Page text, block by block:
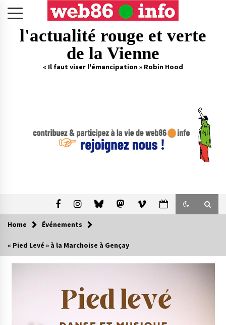
l'actualité rouge et verte
de la Vienne
« Il faut viser l'émancipation » Robin Hood
Home Événements
« Pied Levé » à la Marchoise à Gençay